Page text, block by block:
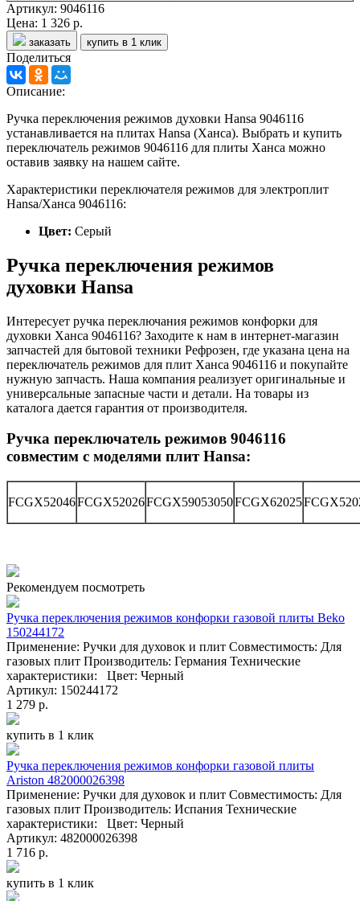
Артикул: 9046116
Цена: 1 326 р.
заказать купить в 1 клик
Поделиться
Описание:
Ручка переключения режимов духовки Hansa 9046116
устанавливается на плитах Hansa (Ханса). Выбрать и купить
переключатель режимов 9046116 для плиты Ханса можно
оставив заявку на нашем сайте.
Характеристики переключателя режимов для электроплит
Hansa/Ханса 9046116:
Цвет: Серый
Ручка переключения режимов
духовки Hansa
Интересует ручка переключания режимов конфорки для
духовки Ханса 9046116? Заходите к нам в интернет-магазин
запчастей для бытовой техники Рефрозен, где указана цена на
переключатель режимов для плит Ханса 9046116 и покупайте
нужную запчасть. Наша компания реализует оригинальные и
универсальные запасные части и детали. На товары из
каталога дается гарантия от производителя.
Ручка переключатель режимов 9046116
совместим с моделями плит Hansa:
FCGX52046FCGX52026FCGX59053050FCGX62025
Рекомендуем посмотреть
Ручка переключения режимов конфорки газовой плиты Beko
150244172
Применение: Ручки для духовок и плит Совместимость: Для
газовых плит Производитель: Германия Технические
характеристики: Цвет: Черный
Артикул: 150244172
1 279 р.
купить в 1 клик
Ручка переключения режимов конфорки газовой плиты
Ariston 482000026398
Применение: Ручки для духовок и плит Совместимость: Для
газовых плит Производитель: Испания Технические
характеристики: Цвет: Черный
Артикул: 482000026398
1 716 р.
купить в 1 клик